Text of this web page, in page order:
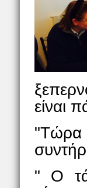
είναι
" Ο